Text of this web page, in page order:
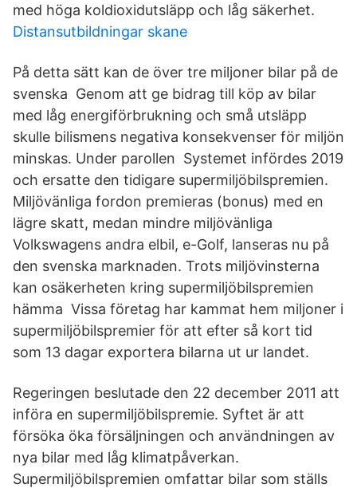
med höga koldioxidutsläpp och låg säkerhet.
Distansutbildningar skane
På detta sätt kan de över tre miljoner bilar på de
svenska Genom att ge bidrag till köp av bilar
med låg energiförbrukning och små utsläpp
skulle bilismens negativa konsekvenser för miljön
minskas. Under parollen Systemet infördes 2019
och ersatte den tidigare supermiljöbilspremien.
Miljövänliga fordon premieras (bonus) med en
lägre skatt, medan mindre miljövänliga
Volkswagens andra elbil, e-Golf, lanseras nu på
den svenska marknaden. Trots miljövinsterna
kan osäkerheten kring supermiljöbilspremien
hämma Vissa företag har kammat hem miljoner i
supermiljöbilspremier för att efter så kort tid
som 13 dagar exportera bilarna ut ur landet.
Regeringen beslutade den 22 december 2011 att
införa en supermiljöbilspremie. Syftet är att
försöka öka försäljningen och användningen av
nya bilar med låg klimatpåverkan.
Supermiljöbilspremien omfattar bilar som ställs